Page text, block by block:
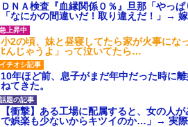
ＤＮＡ検査『血縁関係０％』旦那「やっ
「なにかの間違いだ！取り違えだ！」→ 嫁
小2の頃、妹と昼寝してたら家が火事にな
ﾋんじゃうよ」って泣いてたら…
10年ほど前、息子がまだ年中だった時に
ねてきた。
【衝撃】ある工場に配属すると、女の人
で娯楽も少ないからキツイのか…」→ 実